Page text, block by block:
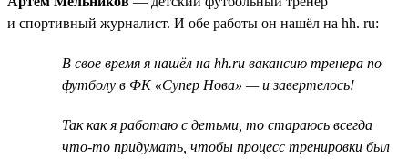
и спортивный журналист. И обе работы он нашёл на hh. ru:
В свое время я нашёл на hh.ru вакансию тренера по
футболу в ФК «Супер Нова» — и завертелось!
Так как я работаю с детьми, то стараюсь всегда
что-то придумать, чтобы процесс тренировки был